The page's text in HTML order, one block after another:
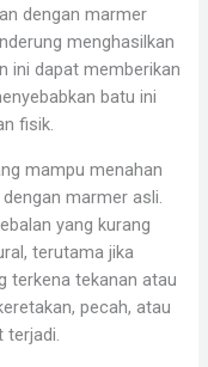
dengan marmer
menghasilkan
ini dapat memberikan
batu ini
fisik.
mampu menahan
marmer asli.
yang kurang
terutama jika
terkena tekanan atau
pecah, atau
terjadi.